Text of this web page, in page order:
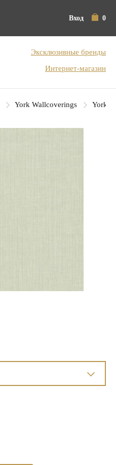
Вход 0
Эксклюзивные бренды
Интернет-магазин
York Wallcoverings York